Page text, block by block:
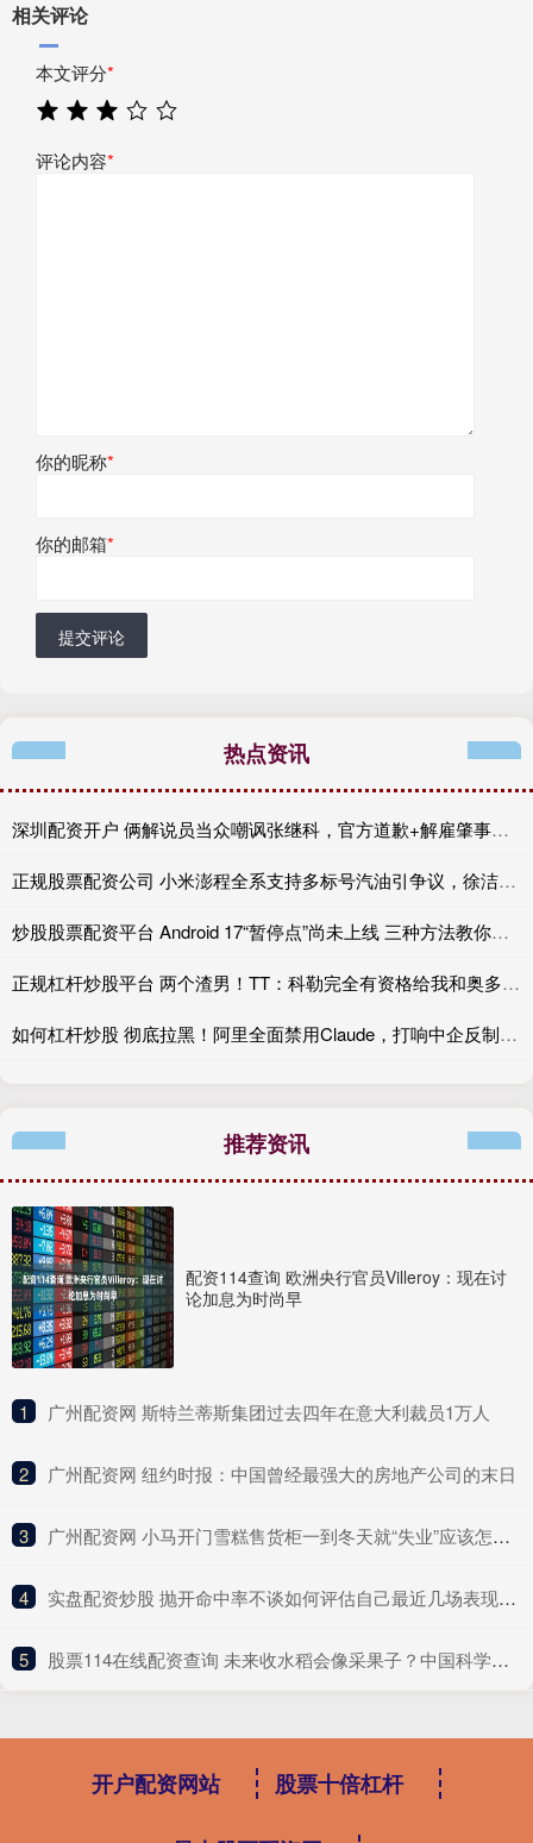
相关评论
本文评分*
评论内容*
你的昵称*
你的邮箱*
提交评论
热点资讯
深圳配资开户 俩解说员当众嘲讽张继科，官方道歉+解雇肇事者，有些话不能乱说
正规股票配资公司 小米澎程全系支持多标号汽油引争议，徐洁云：XX
炒股股票配资平台 Android 17“暂停点”尚未上线 三种方法教你提前复制
正规杠杆炒股平台 两个渣男！TT：科勒完全有资格给我和奥多姆一人来上几拳
如何杠杆炒股 彻底拉黑！阿里全面禁用Claude，打响中企反制美国AI“第一枪”
推荐资讯
配资114查询 欧洲央行官员Villeroy：现在讨
论加息为时尚早
1 ​广州配资网 斯特兰蒂斯集团过去四年在意大利裁员1万人
2 ​广州配资网 纽约时报：中国曾经最强大的房地产公司的末日
3 ​广州配资网 小马开门雪糕售货柜一到冬天就“失业”应该怎么办？
4 ​实盘配资炒股 抛开命中率不谈如何评估自己最近几场表现？谢泼德：抛不开
5 ​股票114在线配资查询 未来收水稻会像采果子？中国科学家破解水稻“多年生”关键
开户配资网站 股票十倍杠杆